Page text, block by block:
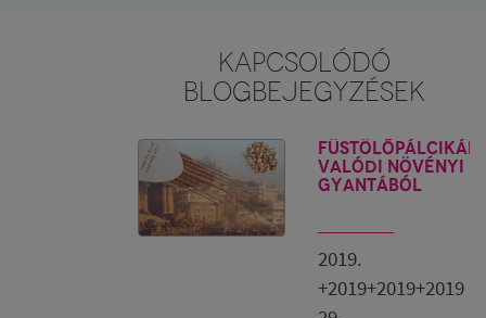
KAPCSOLÓDÓ
BLOGBEJEGYZÉSEK
Füstölőpálcikák
valódi növényi
gyantából
2019.
+2019+2019+2019